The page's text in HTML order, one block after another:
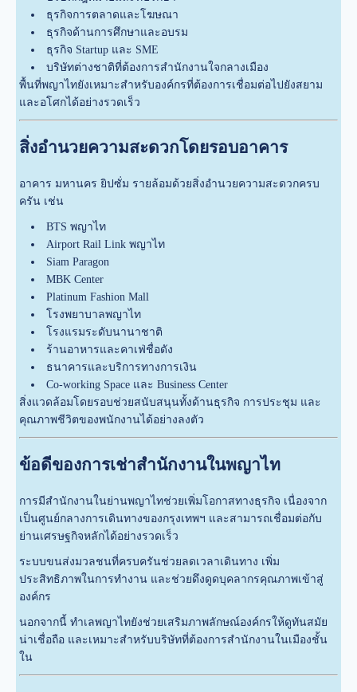
ธุรกิจการตลาดและโฆษณา
ธุรกิจด้านการศึกษาและอบรม
ธุรกิจ Startup และ SME
บริษัทต่างชาติที่ต้องการสำนักงานใจกลางเมือง
พื้นที่พญาไทยังเหมาะสำหรับองค์กรที่ต้องการเชื่อมต่อไปยังสยาม
และอโศกได้อย่างรวดเร็ว
สิ่งอำนวยความสะดวกโดยรอบอาคาร
อาคาร มหานคร ยิปซั่ม รายล้อมด้วยสิ่งอำนวยความสะดวกครบ
ครัน เช่น
BTS พญาไท
Airport Rail Link พญาไท
Siam Paragon
MBK Center
Platinum Fashion Mall
โรงพยาบาลพญาไท
โรงแรมระดับนานาชาติ
ร้านอาหารและคาเฟ่ชื่อดัง
ธนาคารและบริการทางการเงิน
Co-working Space และ Business Center
สิ่งแวดล้อมโดยรอบช่วยสนับสนุนทั้งด้านธุรกิจ การประชุม และ
คุณภาพชีวิตของพนักงานได้อย่างลงตัว
ข้อดีของการเช่าสำนักงานในพญาไท
การมีสำนักงานในย่านพญาไทช่วยเพิ่มโอกาสทางธุรกิจ เนื่องจาก
เป็นศูนย์กลางการเดินทางของกรุงเทพฯ และสามารถเชื่อมต่อกับ
ย่านเศรษฐกิจหลักได้อย่างรวดเร็ว
ระบบขนส่งมวลชนที่ครบครันช่วยลดเวลาเดินทาง เพิ่ม
ประสิทธิภาพในการทำงาน และช่วยดึงดูดบุคลากรคุณภาพเข้าสู่
องค์กร
นอกจากนี้ ทำเลพญาไทยังช่วยเสริมภาพลักษณ์องค์กรให้ดูทันสมัย
น่าเชื่อถือ และเหมาะสำหรับบริษัทที่ต้องการสำนักงานในเมืองชั้น
ใน